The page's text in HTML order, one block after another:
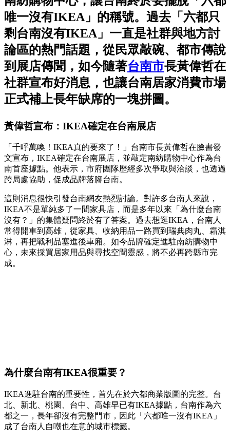
唯一沒有IKEA」的稱號。過去「六都只
剩台南沒有IKEA」一直是社群與地方討
論區的熱門話題，從民眾敲碗、都市傳說
到展店傳聞，如今隨著台南市長黃偉哲在
社群宣布好消息，也讓台南居家消費市場
正式補上長年缺席的一塊拼圖。
黃偉哲宣布：IKEA確定在台南展店
「千呼萬喚！IKEA真的要來了！」台南市長黃偉哲在臉書發
文宣布，IKEA確定在台南展店，並敲定南紡購物中心作為台
南首座據點。他表示，市府團隊歷經多次爭取與洽談，也透過
跨局處協助，促成品牌落腳台南。
這則消息很快引發台南網友熱烈討論。對許多台南人來說，
IKEA不是單純多了一間家具店，而是多年以來「為什麼台南
沒有？」的集體疑問終於有了答案。過去想逛IKEA，台南人
常得開車到高雄，從家具、收納用品一路買到瑞典肉丸、霜淇
淋，再把戰利品塞進後車廂。如今品牌確定進駐南紡購物中
心，未來採買居家用品與尋找空間靈感，將不必再跨縣市完
成。
為什麼台南有IKEA很重要？
IKEA進駐台南的重要性，首先在於六都商業版圖的完整。台
北、新北、桃園、台中、高雄早已有IKEA據點，台南作為六
都之一，長年卻沒有完整門市，因此「六都唯一沒有IKEA」
成了台南人自嘲也在意的城市標籤。